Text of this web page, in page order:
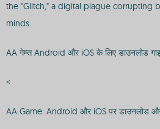
the "Glitch," a digital plague corrupting
minds.
AA गेम्स Android और iOS के लिए डाउनलोड
<
AA Game: Android और iOS पर डाउनलोड